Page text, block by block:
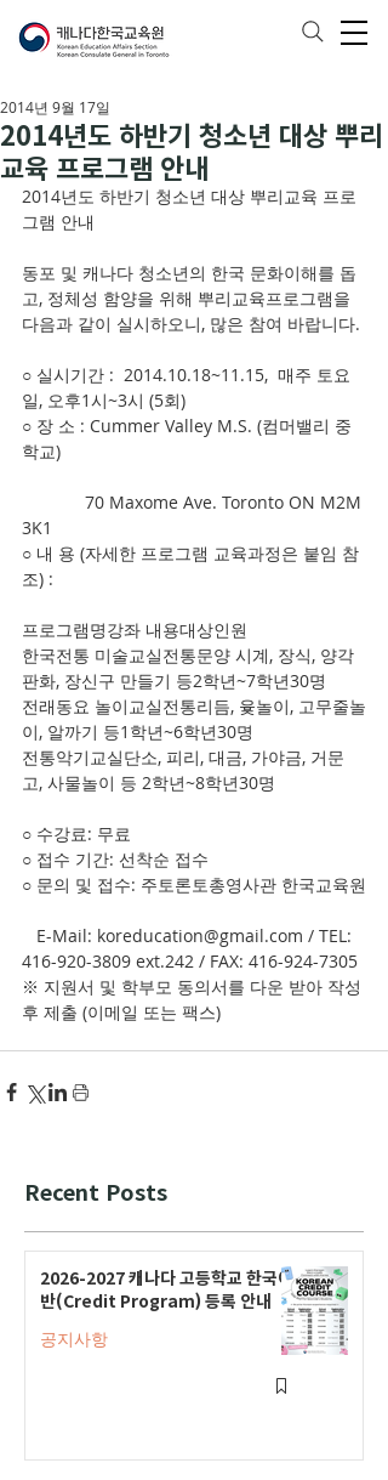
2014년도 하반기 청소년 대상 뿌리
교육 프로그램 안내
2014년 9월 17일
2014년도 하반기 청소년 대상 뿌리교육 프로
그램 안내
동포 및 캐나다 청소년의 한국 문화이해를 돕
고, 정체성 함양을 위해 뿌리교육프로그램을
다음과 같이 실시하오니, 많은 참여 바랍니다.
○ 실시기간 :  2014.10.18~11.15,  매주 토요
일, 오후1시~3시 (5회)
○ 장 소 : Cummer Valley M.S. (컴머밸리 중
학교)
3K1
○ 내 용 (자세한 프로그램 교육과정은 붙임 참
조) :
프로그램명강좌 내용대상인원
한국전통 미술교실전통문양 시계, 장식, 양각
판화, 장신구 만들기 등2학년~7학년30명
전래동요 놀이교실전통리듬, 윷놀이, 고무줄놀
이, 알까기 등1학년~6학년30명
전통악기교실단소, 피리, 대금, 가야금, 거문
고, 사물놀이 등 2학년~8학년30명
○ 수강료: 무료
○ 접수 기간: 선착순 접수
○ 문의 및 접수: 주토론토총영사관 한국교육원
416-920-3809 ext.242 / FAX: 416-924-7305
※ 지원서 및 학부모 동의서를 다운 받아 작성
후 제출 (이메일 또는 팩스)
Recent Posts
2026-2027 캐나다 고등학교 한국어
반(Credit Program) 등록 안내
공지사항